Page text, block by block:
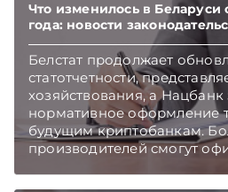
Что изменилось в Беларуси
года: новости
Белстат продолжает
статотчетности,
хозяйствования, а
нормативное оформление
будущим криптобанкам.
производителей смогут
за своей продукцией